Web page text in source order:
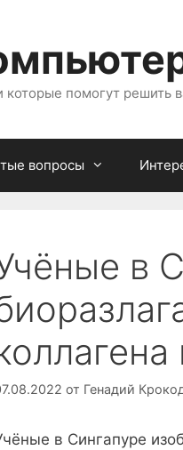
которые помогут
вопросы
в
от Генадий
в Сингапуре